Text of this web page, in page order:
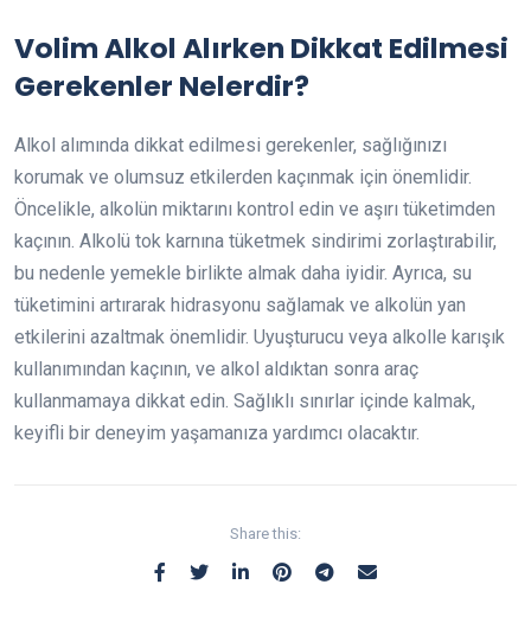
Volim Alkol Alırken Dikkat Edilmesi
Gerekenler Nelerdir?
Alkol alımında dikkat edilmesi gerekenler, sağlığınızı
korumak ve olumsuz etkilerden kaçınmak için önemlidir.
Öncelikle, alkolün miktarını kontrol edin ve aşırı tüketimden
kaçının. Alkolü tok karnına tüketmek sindirimi zorlaştırabilir,
bu nedenle yemekle birlikte almak daha iyidir. Ayrıca, su
tüketimini artırarak hidrasyonu sağlamak ve alkolün yan
etkilerini azaltmak önemlidir. Uyuşturucu veya alkolle karışık
kullanımından kaçının, ve alkol aldıktan sonra araç
kullanmamaya dikkat edin. Sağlıklı sınırlar içinde kalmak,
keyifli bir deneyim yaşamanıza yardımcı olacaktır.
Share this: